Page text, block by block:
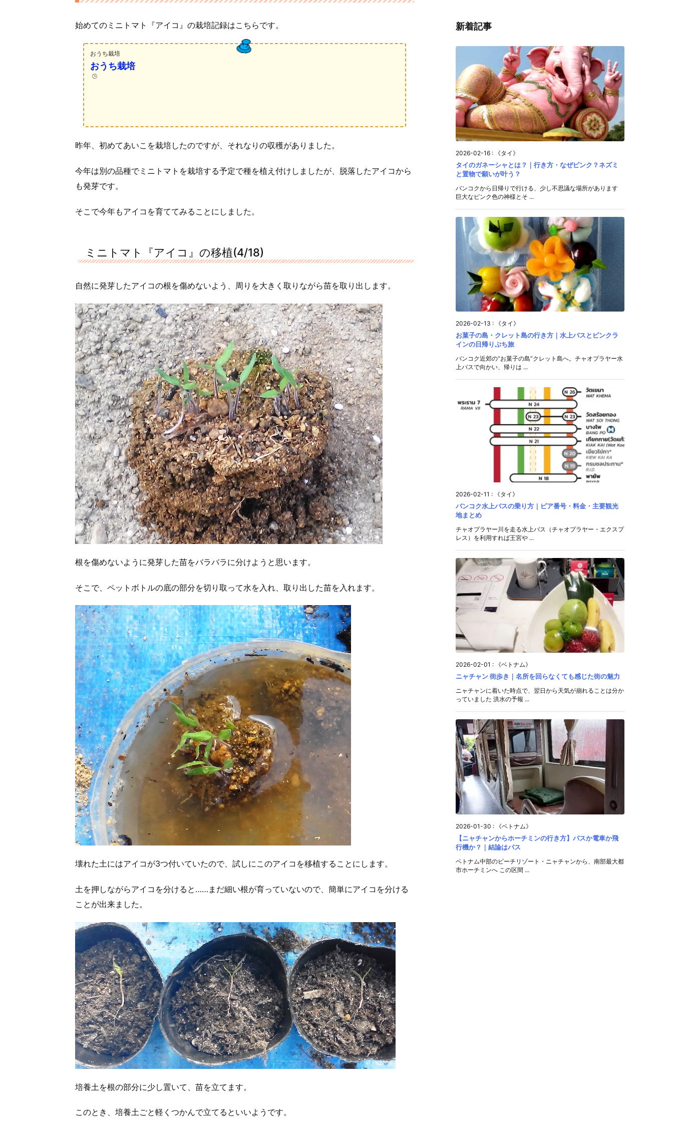
始めてのミニトマト『アイコ』の栽培記録はこちらです。
おうち栽培
おうち栽培
🕒️
昨年、初めてあいこを栽培したのですが、それなりの収穫がありました。
今年は別の品種でミニトマトを栽培する予定で種を植え付けしましたが、脱落したアイコから
も発芽です。
そこで今年もアイコを育ててみることにしました。
ミニトマト『アイコ』の移植(4/18)
自然に発芽したアイコの根を傷めないよう、周りを大きく取りながら苗を取り出します。
根を傷めないように発芽した苗をバラバラに分けようと思います。
そこで、ペットボトルの底の部分を切り取って水を入れ、取り出した苗を入れます。
壊れた土にはアイコが3つ付いていたので、試しにこのアイコを移植することにします。
土を押しながらアイコを分けると……まだ細い根が育っていないので、簡単にアイコを分ける
ことが出来ました。
培養土を根の部分に少し置いて、苗を立てます。
このとき、培養土ごと軽くつかんで立てるといいようです。
新着記事
2026-02-16 : 《タイ》
タイのガネーシャとは？｜行き方・なぜピンク？ネズミ
と置物で願いが叶う？
バンコクから日帰りで行ける、少し不思議な場所があります
巨大なピンク色の神様とそ ...
2026-02-13 : 《タイ》
お菓子の島・クレット島の行き方｜水上バスとピンクラ
インの日帰りぷち旅
バンコク近郊の“お菓子の島”クレット島へ。チャオプラヤー水
上バスで向かい、帰りは ...
2026-02-11 : 《タイ》
バンコク水上バスの乗り方｜ピア番号・料金・主要観光
地まとめ
チャオプラヤー川を走る水上バス（チャオプラヤー・エクスプ
レス）を利用すれば王宮や ...
2026-02-01 : 《ベトナム》
ニャチャン 街歩き｜名所を回らなくても感じた街の魅力
ニャチャンに着いた時点で、翌日から天気が崩れることは分か
っていました 洪水の予報 ...
2026-01-30 : 《ベトナム》
【ニャチャンからホーチミンの行き方】バスか電車か飛
行機か？｜結論はバス
ベトナム中部のビーチリゾート・ニャチャンから、南部最大都
市ホーチミンへ この区間 ...